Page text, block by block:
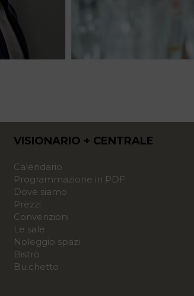
VISIONARIO + CENTRALE
Calendario
Programmazione in PDF
Dove siamo
Prezzi
Convenzioni
Le sale
Noleggio spazi
Bistrò
Bu.chetto